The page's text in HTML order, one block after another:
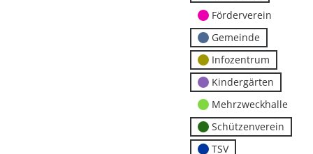
Förderverein
Gemeinde
Infozentrum
Kindergärten
Mehrzweckhalle
Schützenverein
TSV